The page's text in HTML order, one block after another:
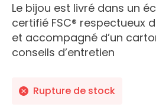
Le bijou est livré dans un
certifié FSC® respectueux
et accompagné d’un
conseils d’entretien
Rupture de stock